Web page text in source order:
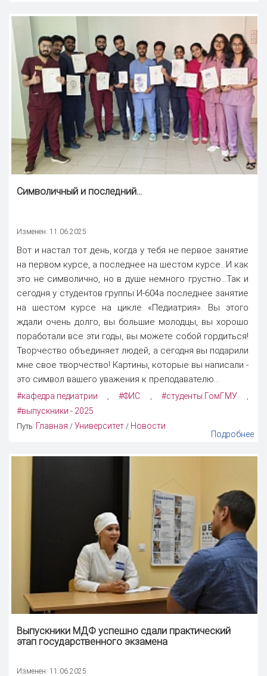
Символичный и последний...
Изменен: 11.06.2025
Вот и настал тот день, когда у тебя не первое занятие
на первом курсе, а последнее на шестом курсе...И как
это не символично, но в душе немного грустно...Так и
сегодня у студентов группы И-604а последнее занятие
на шестом курсе на цикле «Педиатрия». Вы этого
ждали очень долго, вы большие молодцы, вы хорошо
поработали все эти годы, вы можете собой гордиться!
Творчество объединяет людей, а сегодня вы подарили
мне свое творчество! Картины, которые вы написали -
это символ вашего уважения к преподавателю...
#кафедра педиатрии ,#ФИС #студенты ГомГМУ
#выпускники - 2025
Путь: Главная / Университет / Новости
Подробнее
Выпускники МДФ успешно сдали практический
этап государственного экзамена
Изменен: 11.06.2025